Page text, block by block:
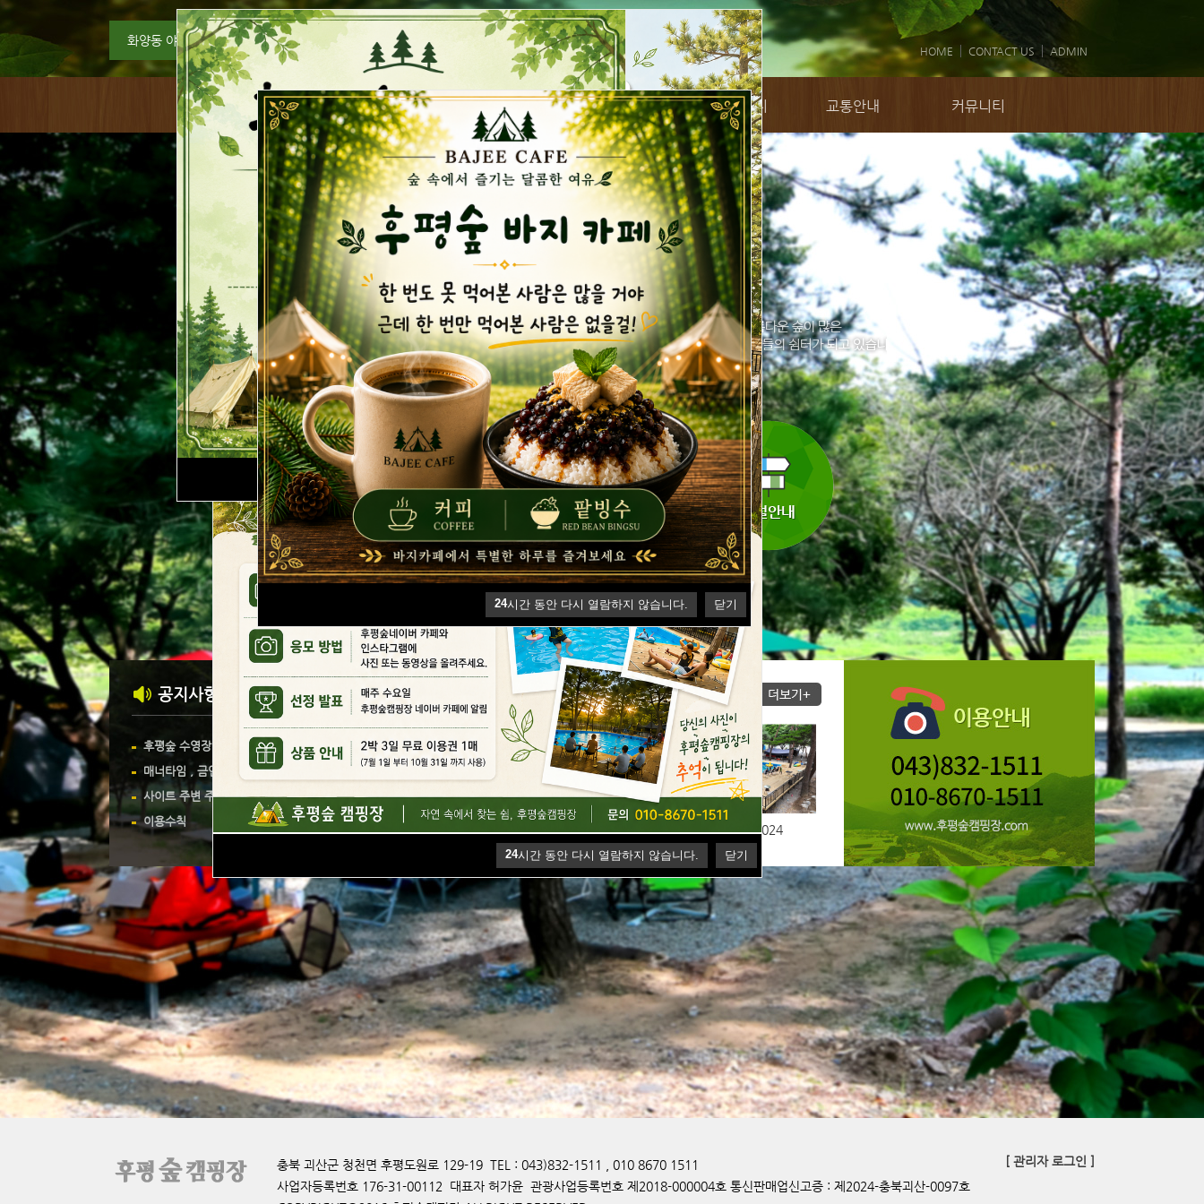
24시간 동안 다시 열람하지 않습니다. 닫기
24 시간 동안 다시 열람하지 않습니다. 닫기
24시간 동안 다시 열람하지 않습니다. 닫기
화양동 야영장 바로가기
HOME CONTACT US ADMIN
캠핑장소개 시설안내 이용안내 실시간예약 주변관광지 교통안내 커뮤니티
공지사항
후평숲 수영장
24-06-25
매너타임 , 금연
사이트 주변 주차금지
23-07-07
이용수칙
23-03-19
포토갤러리 후평숲유원지 캠핑장 둘러보기
NO IMAGE
캠핑장 앞 제방공사 현황
NO IMAGE
눈이 와요 !!!!!!!!!! 후평숲2024
충북 괴산군 청천면 후평도원로 129-19 TEL : 043)832-1511 , 010 8670 1511
사업자등록번호 176-31-00112 대표자 허가윤 관광사업등록번호 제2018-000004호 통신판매업신고증 : 제2024-충북괴산-0097호
[ 관리자 로그인 ]